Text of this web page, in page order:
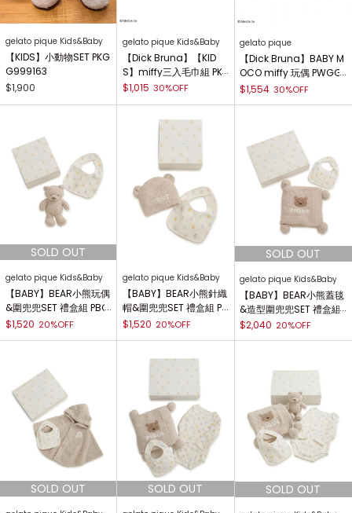
gelato pique Kids&Baby
【KIDS】小動物SET PKG
G999163
$1,900
gelato pique Kids&Baby
【Dick Bruna】【KID
S】miffy三入毛巾組 PK
GG259170
$1,015 30%OFF
gelato pique
【Dick Bruna】BABY M
OCO miffy 玩偶 PWGG
254536
$1,554 30%OFF
gelato pique Kids&Baby
【BABY】BEAR小熊玩偶
&圍兜兜SET 禮盒組 PBG
G259065
$1,520 20%OFF
gelato pique Kids&Baby
【BABY】BEAR小熊針織
帽&圍兜兜SET 禮盒組 PB
GG259066
$1,520 20%OFF
gelato pique Kids&Baby
【BABY】BEAR小熊蓋毯
&造型圍兜兜SET 禮盒組
PBGG259067
$2,040 20%OFF